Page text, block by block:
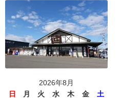
2026年8月
日
月 火 水 木 金
土